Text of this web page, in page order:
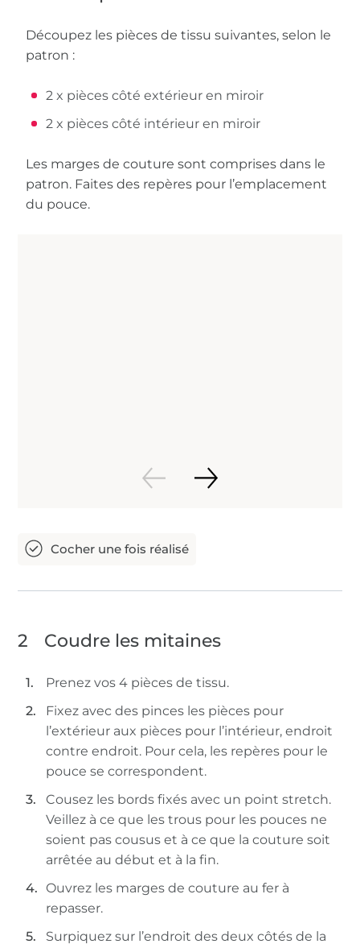
Découpez les pièces de tissu suivantes, selon le
patron :
2 x pièces côté extérieur en miroir
2 x pièces côté intérieur en miroir
Les marges de couture sont comprises dans le
patron. Faites des repères pour l’emplacement
du pouce.
2 Coudre les mitaines
Prenez vos 4 pièces de tissu.
Fixez avec des pinces les pièces pour
l’extérieur aux pièces pour l’intérieur, endroit
contre endroit. Pour cela, les repères pour le
pouce se correspondent.
Cousez les bords fixés avec un point stretch.
Veillez à ce que les trous pour les pouces ne
soient pas cousus et à ce que la couture soit
arrêtée au début et à la fin.
Ouvrez les marges de couture au fer à
repasser.
Surpiquez sur l’endroit des deux côtés de la